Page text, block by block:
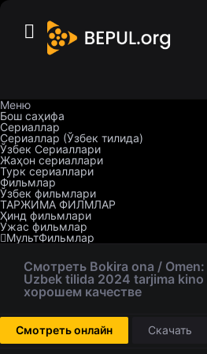
Меню
Бош саҳифа
Сериаллар
Сериаллар (Ўзбек тилида)
Ўзбек Сериаллари
Жаҳон сериаллари
Турк сериаллари
Фильмлар
Ўзбек фильмлари
ТАРЖИМА ФИЛМЛАР
Ҳинд фильмлари
Ужас фильмлар
МультФильмлар
Смотреть Bokira ona /
Uzbek tilida 2024 tarjima kino
хорошем качестве
Смотреть онлайн Скачать